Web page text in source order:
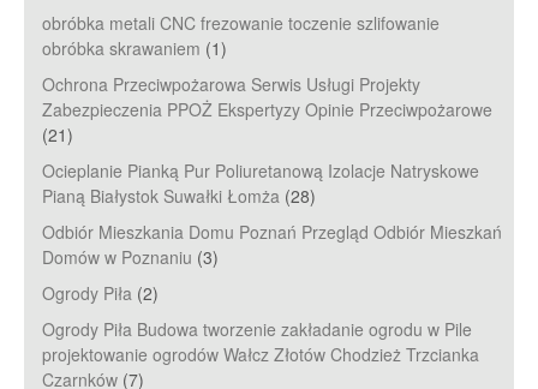
obróbka metali CNC frezowanie toczenie szlifowanie
obróbka skrawaniem (1)
Ochrona Przeciwpożarowa Serwis Usługi Projekty
Zabezpieczenia PPOŻ Ekspertyzy Opinie Przeciwpożarowe
(21)
Ocieplanie Pianką Pur Poliuretanową Izolacje Natryskowe
Pianą Białystok Suwałki Łomża (28)
Odbiór Mieszkania Domu Poznań Przegląd Odbiór Mieszkań
Domów w Poznaniu (3)
Ogrody Piła (2)
Ogrody Piła Budowa tworzenie zakładanie ogrodu w Pile
projektowanie ogrodów Wałcz Złotów Chodzież Trzcianka
Czarnków (7)